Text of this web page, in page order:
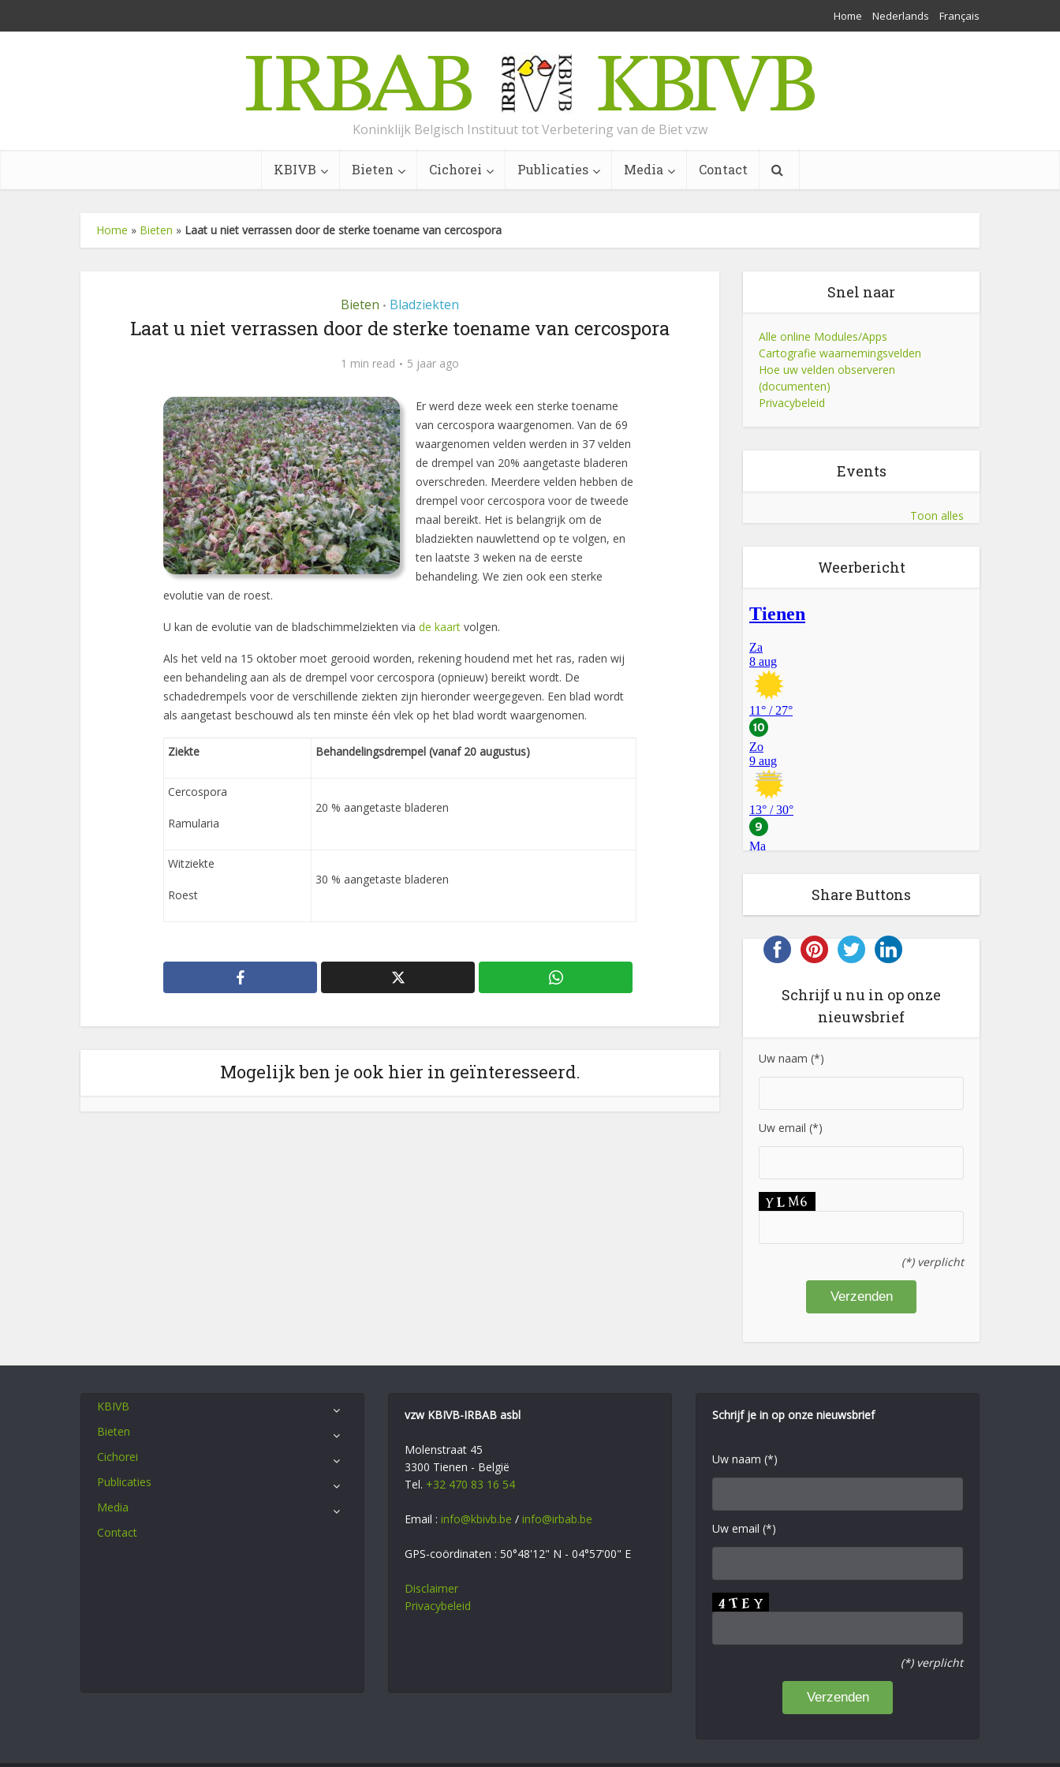
Home Nederlands Français
Koninklijk Belgisch Instituut tot Verbetering van de Biet vzw
KBIVB Bieten Cichorei Publicaties Media Contact
Home » Bieten » Laat u niet verrassen door de sterke toename van cercospora
Bieten • Bladziekten
Laat u niet verrassen door de sterke toename van cercospora
1 min read 5 jaar ago
Er werd deze week een sterke toename
van cercospora waargenomen. Van de 69
waargenomen velden werden in 37 velden
de drempel van 20% aangetaste bladeren
overschreden. Meerdere velden hebben de
drempel voor cercospora voor de tweede
maal bereikt. Het is belangrijk om de
bladziekten nauwlettend op te volgen, en
ten laatste 3 weken na de eerste
behandeling. We zien ook een sterke
evolutie van de roest.
U kan de evolutie van de bladschimmelziekten via de kaart volgen.
Als het veld na 15 oktober moet gerooid worden, rekening houdend met het ras, raden wij
een behandeling aan als de drempel voor cercospora (opnieuw) bereikt wordt. De
schadedrempels voor de verschillende ziekten zijn hieronder weergegeven. Een blad wordt
als aangetast beschouwd als ten minste één vlek op het blad wordt waargenomen.
Ziekte Behandelingsdrempel (vanaf 20 augustus)
Cercospora
Ramularia
20 % aangetaste bladeren
Witziekte
Roest
30 % aangetaste bladeren
Mogelijk ben je ook hier in geïnteresseerd.
Snel naar
Alle online Modules/Apps
Cartografie waarnemingsvelden
Hoe uw velden observeren
(documenten)
Privacybeleid
Events
Toon alles
Weerbericht
Share Buttons
Schrijf u nu in op onze
nieuwsbrief
Uw naam (*)
Uw email (*)
(*) verplicht
KBIVB
Bieten
Cichorei
Publicaties
Media
Contact
vzw KBIVB-IRBAB asbl
Molenstraat 45
3300 Tienen - België
Tel. +32 470 83 16 54
Email : info@kbivb.be / info@irbab.be
GPS-coördinaten : 50°48'12" N - 04°57'00" E
Disclaimer
Privacybeleid
Schrijf je in op onze nieuwsbrief
Uw naam (*)
Uw email (*)
(*) verplicht